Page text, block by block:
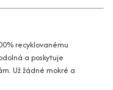
recyklovanému
a poskytuje
Už žádné mokré a